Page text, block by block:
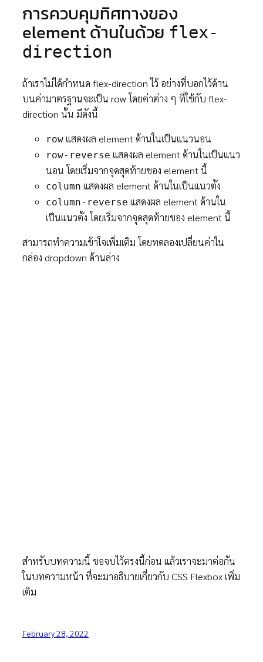
การควบคุมทิศทางของ
element ด้านในด้วย flex-
direction
ถ้าเราไม่ได้กำหนด flex-direction ไว้ อย่างที่บอกไว้ด้าน
บนค่ามาตรฐานจะเป็น row โดยค่าต่าง ๆ ที่ใช้กับ flex-
direction นั้น มีดังนี้
row แสดงผล element ด้านในเป็นแนวนอน
row-reverse แสดงผล element ด้านในเป็นแนว
นอน โดยเริ่มจากจุดสุดท้ายของ element นี้
column แสดงผล element ด้านในเป็นแนวตั้ง
column-reverse แสดงผล element ด้านใน
เป็นแนวตั้ง โดยเริ่มจากจุดสุดท้ายของ element นี้
สามารถทำความเข้าใจเพิ่มเติม โดยทดลองเปลี่ยนค่าใน
กล่อง dropdown ด้านล่าง
สำหรับบทความนี้ ขอจบไว้ตรงนี้ก่อน แล้วเราจะมาต่อกัน
ในบทความหน้า ที่จะมาอธิบายเกี่ยวกับ CSS Flexbox เพิ่ม
เติม
February 28, 2022